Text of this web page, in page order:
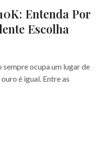
Entenda Por
Escolha
ocupa um lugar de
é igual. Entre as